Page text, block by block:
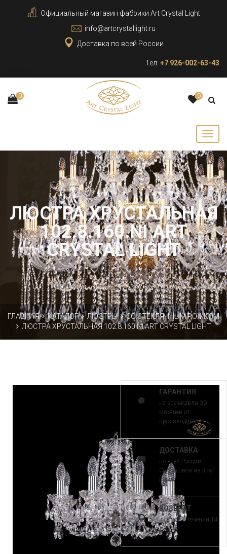
Официальный магазин фабрики Art Crystal Light
info@artcrystallight.ru
Доставка по всей России
Тел: +7 926-002-63-43
0 0
ЛЮСТРА ХРУСТАЛЬНАЯ
102.8.160.NI ART
CRYSTAL LIGHT
ГЛАВНАЯ КАТАЛОГ ЛЮСТРЫ
СО СТЕКЛЯННЫМ РОЖКОМ
ЛЮСТРА ХРУСТАЛЬНАЯ 102.8.160.NI ART CRYSTAL LIGHT
ГАРАНТИЯ
на все модели 30
месяцев от
производителя
ДОСТАВКА
по всей России.
Самовывоз из шоу-
рума
ВОЗВРАТ
и обмен в течении 14
дней